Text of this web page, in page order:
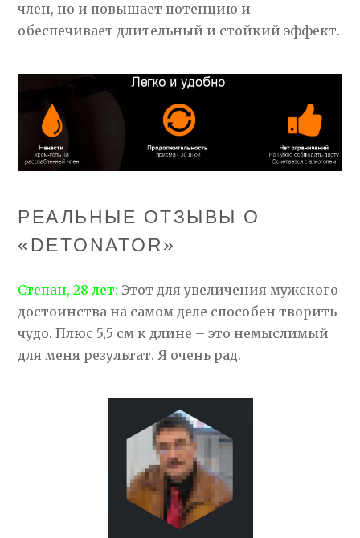
член, но и повышает потенцию и
обеспечивает длительный и стойкий эффект.
РЕАЛЬНЫЕ ОТЗЫВЫ О
«DETONATOR»
Степан, 28 лет: Этот для увеличения мужского
достоинства на самом деле способен творить
чудо. Плюс 5,5 см к длине – это немыслимый
для меня результат. Я очень рад.